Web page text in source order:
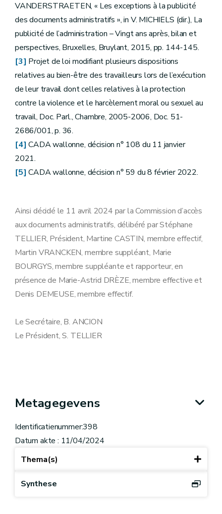
VANDERSTRAETEN, « Les exceptions à la publicité
des documents administratifs », in V. MICHIELS (dir.), La
publicité de l’administration – Vingt ans après, bilan et
perspectives, Bruxelles, Bruylant, 2015, pp. 144-145.
[3] Projet de loi modifiant plusieurs dispositions
relatives au bien-être des travailleurs lors de l’exécution
de leur travail dont celles relatives à la protection
contre la violence et le harcèlement moral ou sexuel au
travail, Doc. Parl., Chambre, 2005-2006, Doc. 51-
2686/001, p. 36.
[4] CADA wallonne, décision n° 108 du 11 janvier
2021.
[5] CADA wallonne, décision n° 59 du 8 février 2022.
Ainsi décidé le 11 avril 2024 par la Commission d’accès
aux documents administratifs, délibéré par Stéphane
TELLIER, Président, Martine CASTIN, membre effectif,
Martin VRANCKEN, membre suppléant, Marie
BOURGYS, membre suppléante et rapporteur, en
présence de Marie-Astrid DRÈZE, membre effective et
Denis DEMEUSE, membre effectif.
Le Secrétaire, B. ANCION
Le Président, S. TELLIER
Metagegevens
Identificatienummer:398
Datum akte : 11/04/2024
Thema(s)
Synthese